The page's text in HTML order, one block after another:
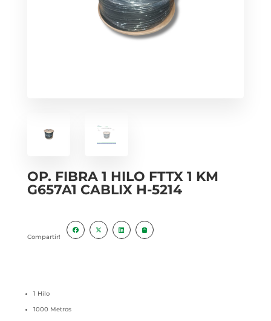
OP. FIBRA 1 HILO FTTX 1 KM
G657A1 CABLIX H-5214
Compartir!
1 Hilo
1000 Metros